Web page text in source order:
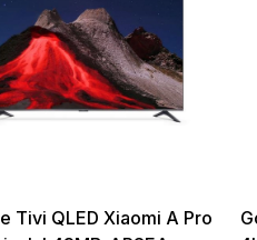
)
Tivi QLED Xiaomi A Pro